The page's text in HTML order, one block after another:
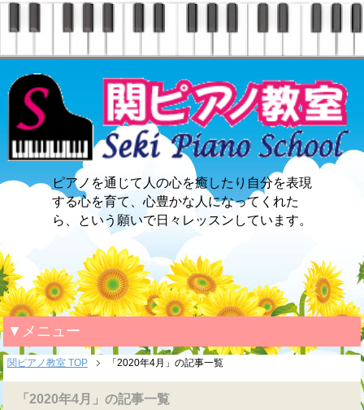
ピアノを通じて人の心を癒したり自分を表現
する心を育て、心豊かな人になってくれた
ら、という願いで日々レッスンしています。
▼メニュー
関ピアノ教室 TOP 「2020年4月」の記事一覧
「2020年4月」の記事一覧